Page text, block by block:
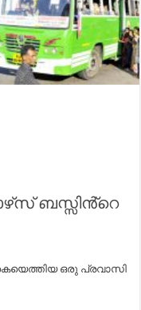
ബസ്സിൻ്റെ
ഒരു പ്രവാസി